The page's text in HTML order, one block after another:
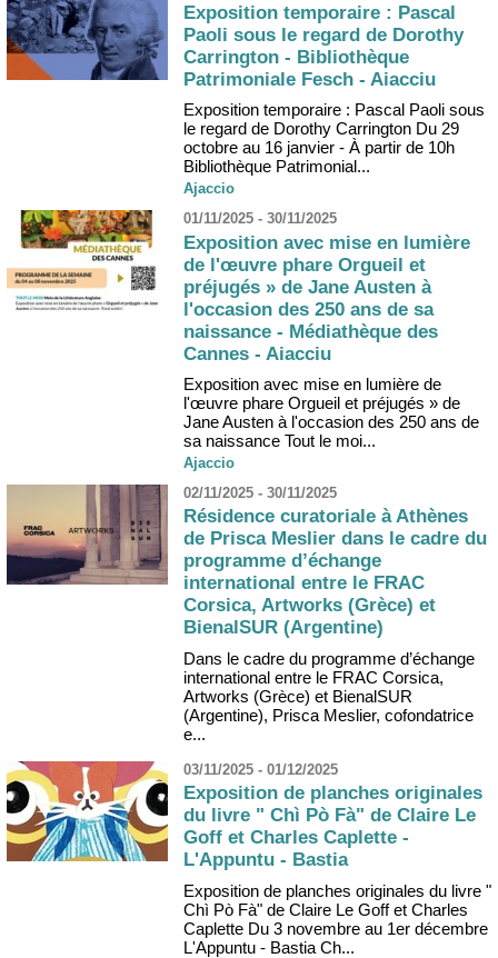
Exposition temporaire : Pascal
Paoli sous le regard de Dorothy
Carrington - Bibliothèque
Patrimoniale Fesch - Aiacciu
Exposition temporaire : Pascal Paoli sous
le regard de Dorothy Carrington Du 29
octobre au 16 janvier - À partir de 10h
Bibliothèque Patrimonial...
Ajaccio
01/11/2025 - 30/11/2025
Exposition avec mise en lumière
de l'œuvre phare Orgueil et
préjugés » de Jane Austen à
l'occasion des 250 ans de sa
naissance - Médiathèque des
Cannes - Aiacciu
Exposition avec mise en lumière de
l'œuvre phare Orgueil et préjugés » de
Jane Austen à l'occasion des 250 ans de
sa naissance Tout le moi...
Ajaccio
02/11/2025 - 30/11/2025
Résidence curatoriale à Athènes
de Prisca Meslier dans le cadre du
programme d’échange
international entre le FRAC
Corsica, Artworks (Grèce) et
BienalSUR (Argentine)
Dans le cadre du programme d’échange
international entre le FRAC Corsica,
Artworks (Grèce) et BienalSUR
(Argentine), Prisca Meslier, cofondatrice
e...
03/11/2025 - 01/12/2025
Exposition de planches originales
du livre " Chì Pò Fà" de Claire Le
Goff et Charles Caplette -
L'Appuntu - Bastia
Exposition de planches originales du livre "
Chì Pò Fà" de Claire Le Goff et Charles
Caplette Du 3 novembre au 1er décembre
L'Appuntu - Bastia Ch...